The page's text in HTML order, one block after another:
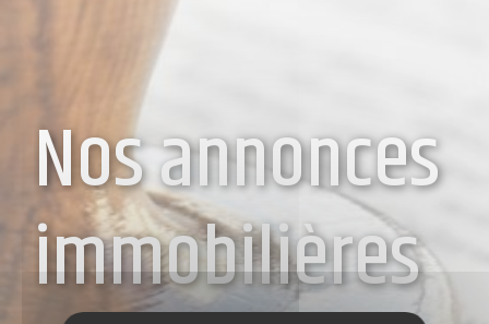
Nos annonces
immobilières